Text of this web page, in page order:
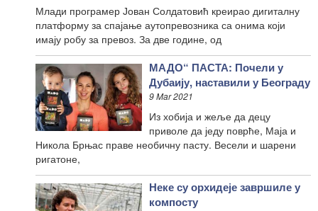
Млади програмер Јован Солдатовић креирао дигиталну
платформу за спајање аутопревозника са онима који
имају робу за превоз. За две године, од
МАДО“ ПАСТА: Почели у
Дубаију, наставили у Београду
9 Mar 2021
Из хобија и жеље да децу
приволе да једу поврће, Маја и
Никола Брњас праве необичну пасту. Весели и шарени
ригатоне,
Неке су орхидеје завршиле у
компосту